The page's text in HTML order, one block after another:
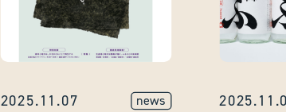
2025.11.07 news